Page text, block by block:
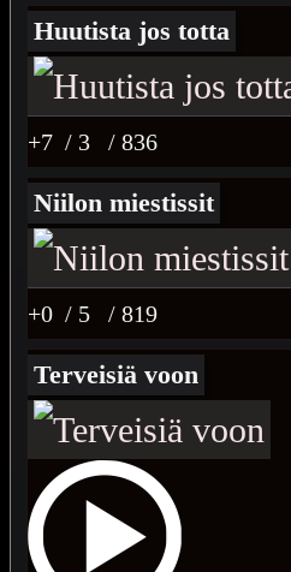
Huutista jos totta
+7 / 3 / 836
Niilon miestissit
+0 / 5 / 819
Terveisiä voon